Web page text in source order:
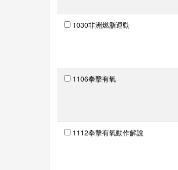
1030非洲燃脂運動
1106拳擊有氧
1112拳擊有氧動作解說